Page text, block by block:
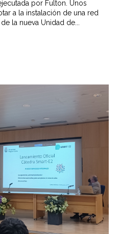
por Fulton. Unos
a la instalación de una red
la nueva Unidad de...